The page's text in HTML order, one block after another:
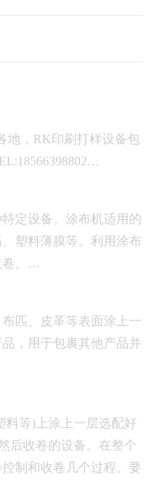
地，RK印刷打样设备包
定设备。涂布机适用的
塑料薄膜等。利用涂布
卷。…
匹、皮革等表面涂上一
，用于包裹其他产品并
料等)上涂上一层选配好
后收卷的设备。在整个
制和收卷几个过程。要